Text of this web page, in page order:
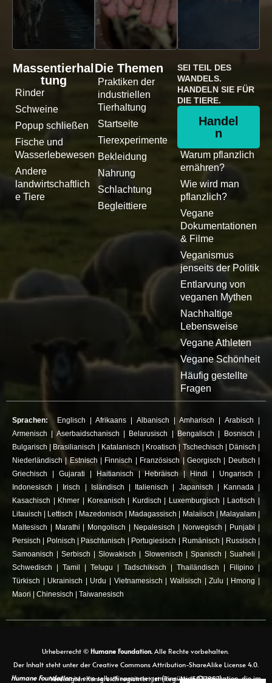
Massentierhal
tung
Rinder
Schweine
Popup schließen
Fische und
Wasserlebewesen
Andere
landwirtschaftlich
e Tiere
Die Themen
Praktiken der
industriellen
Tierhaltung
Startseite
Tierexperimente
Bekleidung
Nahrung
Schlachtung
Begleittiere
SEI TEIL DES
WANDELS.
HANDELN SIE FÜR
DIE TIERE.
Handel
n
Warum pflanzlich
ernähren?
Wie wird man
pflanzlich?
Vegane
Dokumentationen
& Filme
Veganismus
jenseits der Politik
Entlarvung von
veganen Mythen
Nachhaltige
Lebensweise
Vegane Athleten
Vegane Schönheit
Häufig gestellte
Fragen
Sprachen: Englisch |Afrikaans Albanisch |Amharisch Arabisch
Armenisch
Aserbaidschanisch Belarusisch Bengalisch Bosnisch
Bulgarisch
Brasilianisch Katalanisch Kroatisch Tschechisch Dänisch
Niederländisch|Estnisch Finnisch Französisch Georgisch Deutsch
Griechisch
Gujarati Haitianisch Hebräisch Hindi Ungarisch
Indonesisch
Irisch Isländisch Italienisch Japanisch Kannada|
Kasachisch
Khmer Koreanisch Kurdisch Luxemburgisch Laotisch
Litauisch
Lettisch Mazedonisch Madagassisch Malaiisch Malayalam|
Maltesisch
Marathi Mongolisch Nepalesisch Norwegisch Punjabi
Persisch
Polnisch Paschtunisch Portugiesisch Rumänisch Russisch
Samoanisch |Serbisch |Slowakisch Slowenisch Spanisch Suaheli
Schwedisch |Tamil |Telugu Tadschikisch Thailändisch Filipino|
Türkisch
Ukrainisch Urdu Vietnamesisch Walisisch |Zulu Hmong
Maori
Chinesisch Taiwanesisch
Urheberrecht © Humane Foundation.Alle Rechte vorbehalten.
Der Inhalt steht unter der Creative Commons Attribution-ShareAlike License 4.0.
Humane Foundationist eine selbstfinanzierte gemeinnützige Organisation, die im Vereinigten Königreich registriert ist (Reg.-Nr. 15077857)